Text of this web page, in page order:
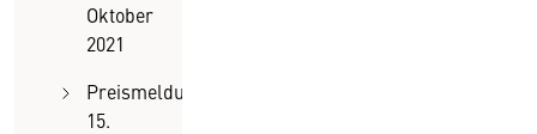
Oktober
2021
Preismeldung
15.